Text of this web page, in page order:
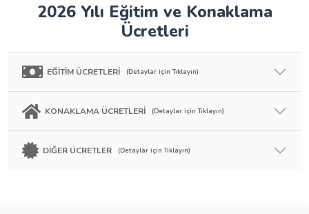
2026 Yılı Eğitim ve Konaklama
Ücretleri
EĞİTİM ÜCRETLERİ (Detaylar için Tıklayın)
KONAKLAMA ÜCRETLERİ (Detaylar için Tıklayın)
DİĞER ÜCRETLER (Detaylar için Tıklayın)